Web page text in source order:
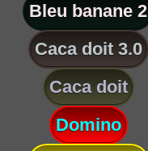
Bleu banane 2
Caca doit 3.0
Caca doit
Domino